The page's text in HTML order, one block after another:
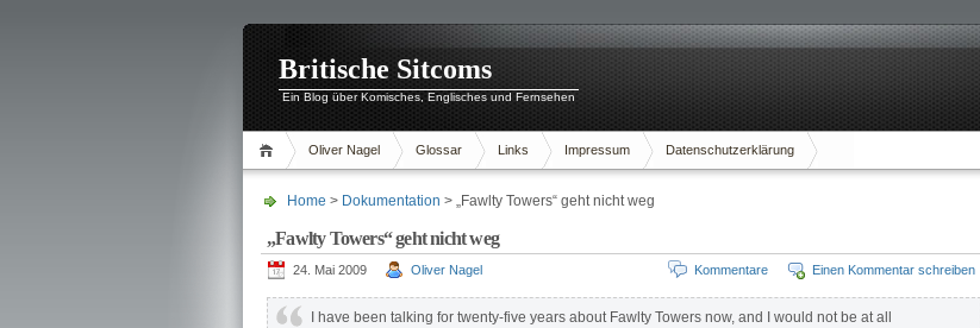
Britische Sitcoms
Ein Blog über Komisches, Englisches und Fernsehen
Oliver Nagel Glossar Links Impressum Datenschutzerklärung
Home > Dokumentation > „Fawlty Towers“ geht nicht weg
„Fawlty Towers“ geht nicht weg
24. Mai 2009 Oliver Nagel Einen Kommentar schreiben
Kommentare
I have been talking for twenty-five years about Fawlty Towers now, and I would not be at all